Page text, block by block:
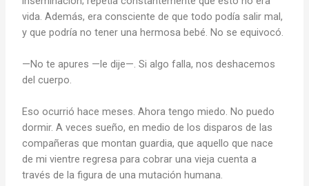
vida. Además, era consciente de que todo podía salir mal,
y que podría no tener una hermosa bebé. No se equivocó.
—No te apures —le dije—. Si algo falla, nos deshacemos
del cuerpo.
Eso ocurrió hace meses. Ahora tengo miedo. No puedo
dormir. A veces sueño, en medio de los disparos de las
compañeras que montan guardia, que aquello que nace
de mi vientre regresa para cobrar una vieja cuenta a
través de la figura de una mutación humana.